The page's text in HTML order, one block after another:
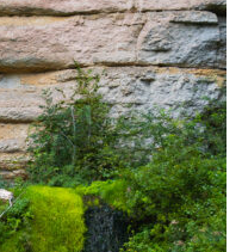
Hebdo25